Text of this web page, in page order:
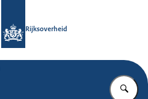
Rijksoverheid